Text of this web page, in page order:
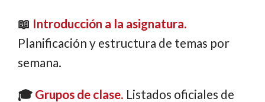
📖 Introducción a la asignatura.
Planificación y estructura de temas por
semana.
🎓 Grupos de clase. Listados oficiales de